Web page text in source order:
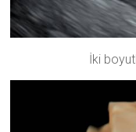
İki